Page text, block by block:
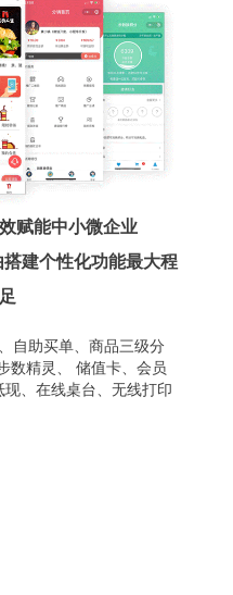
赋能中小微企业
建个性化功能最大程
自助买单、商品三级分
数精灵、 储值卡、会员
、在线桌台、无线打印